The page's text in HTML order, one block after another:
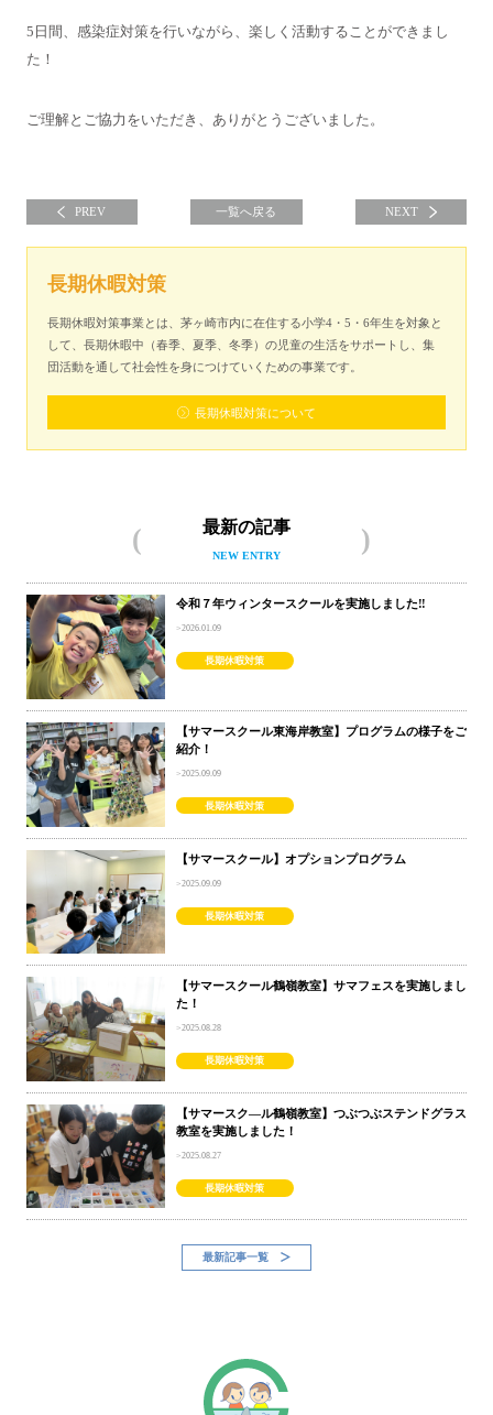
5日間、感染症対策を行いながら、楽しく活動することができまし
た！
ご理解とご協力をいただき、ありがとうございました。
PREV 一覧へ戻る NEXT
長期休暇対策
長期休暇対策事業とは、茅ヶ崎市内に在住する小学4・5・6年生を対象と
して、長期休暇中（春季、夏季、冬季）の児童の生活をサポートし、集
団活動を通して社会性を身につけていくための事業です。
長期休暇対策について
最新の記事
NEW ENTRY
令和７年ウィンタースクールを実施しました‼
2026.01.09
長期休暇対策
【サマースクール東海岸教室】プログラムの様子をご
紹介！
2025.09.09
長期休暇対策
【サマースクール】オプションプログラム
2025.09.09
長期休暇対策
【サマースクール鶴嶺教室】サマフェスを実施しまし
た！
2025.08.28
長期休暇対策
【サマースク―ル鶴嶺教室】つぶつぶステンドグラス
教室を実施しました！
2025.08.27
長期休暇対策
最新記事一覧